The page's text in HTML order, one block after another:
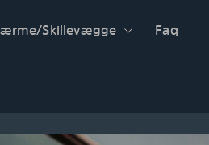
Skillevægge Faq